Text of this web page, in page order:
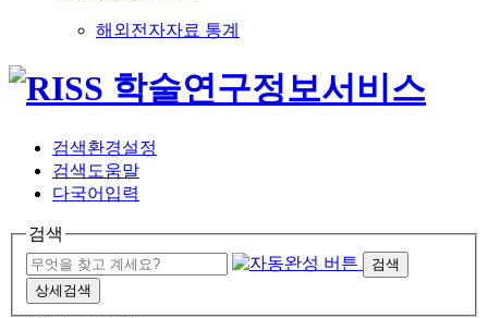
해외전자자료 통계
검색환경설정
검색도움말
다국어입력
검색
검색
상세검색